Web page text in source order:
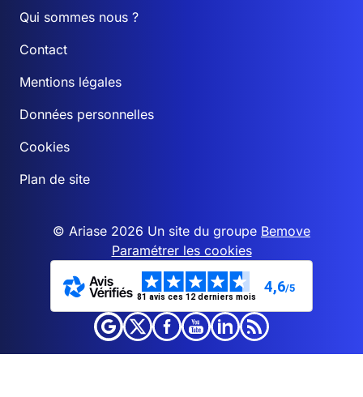
Qui sommes nous ?
Contact
Mentions légales
Données personnelles
Cookies
Plan de site
© Ariase 2026 Un site du groupe Bemove
Paramétrer les cookies
81 avis ces 12 derniers mois
4,6/5